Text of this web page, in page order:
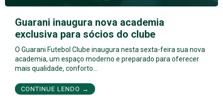
Guarani inaugura nova academia
exclusiva para sócios do clube
O Guarani Futebol Clube inaugura nesta sexta-feira sua nova
academia, um espaço moderno e preparado para oferecer
mais qualidade, conforto…
CONTINUE LENDO →